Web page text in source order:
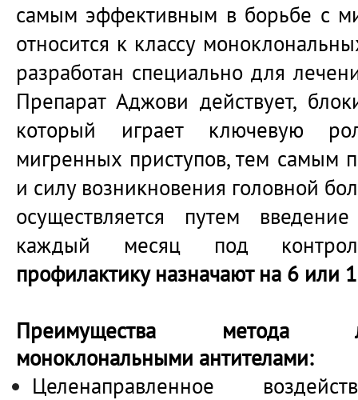
самым эффективным в борьбе с
относится к классу
разработан специально для
Препарат Аджови действует,
который играет ключевую
мигренных приступов, тем самым
и силу возникновения головной
осуществляется путем
каждый месяц под
профилактику назначают на 6 или
Преимущества метода
моноклональными антителами:
Целенаправленное